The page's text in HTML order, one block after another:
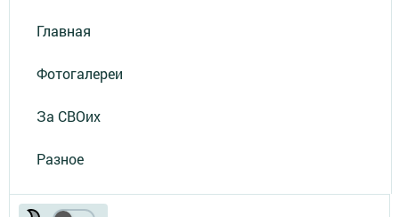
Главная
Фотогалереи
За СВОих
Разное